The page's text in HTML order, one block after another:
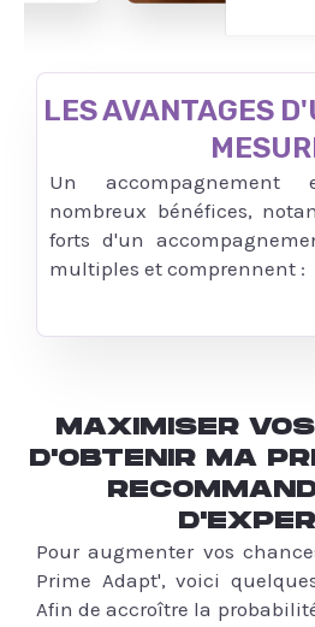
LES AVANTAGES
Un accompagnement
nombreux bénéfices,
forts d'un
multiples et comprennent :
MAXIMISER
D'OBTENIR MA
Pour augmenter vos
Prime Adapt', voici
Afin de accroître la